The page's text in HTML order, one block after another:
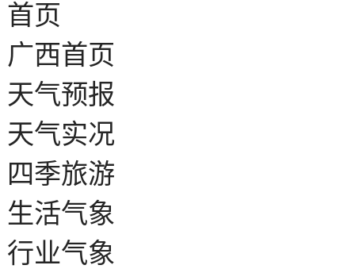
首页
广西首页
天气预报
天气实况
四季旅游
生活气象
行业气象